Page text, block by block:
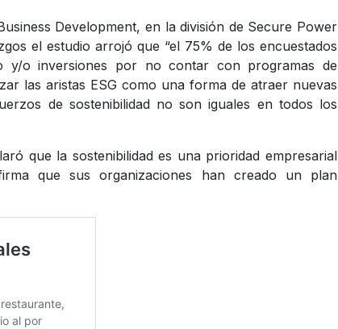
Development, en la división de Secure Power
el estudio arrojó que “el 75% de los encuestados
y/o inversiones por no contar con programas de
las aristas ESG como una forma de atraer nuevas
de sostenibilidad no son iguales en todos los
que la sostenibilidad es una prioridad empresarial
que sus organizaciones han creado un plan